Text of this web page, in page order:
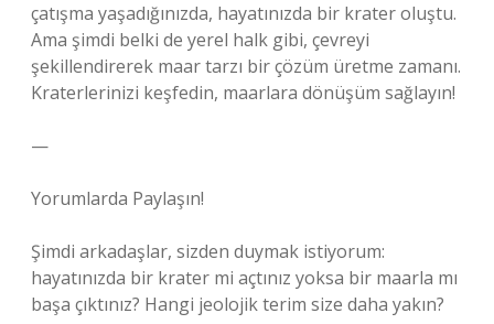
çatışma yaşadığınızda, hayatınızda bir krater oluştu.
Ama şimdi belki de yerel halk gibi, çevreyi
şekillendirerek maar tarzı bir çözüm üretme zamanı.
Kraterlerinizi keşfedin, maarlara dönüşüm sağlayın!
—
Yorumlarda Paylaşın!
Şimdi arkadaşlar, sizden duymak istiyorum:
hayatınızda bir krater mi açtınız yoksa bir maarla mı
başa çıktınız? Hangi jeolojik terim size daha yakın?